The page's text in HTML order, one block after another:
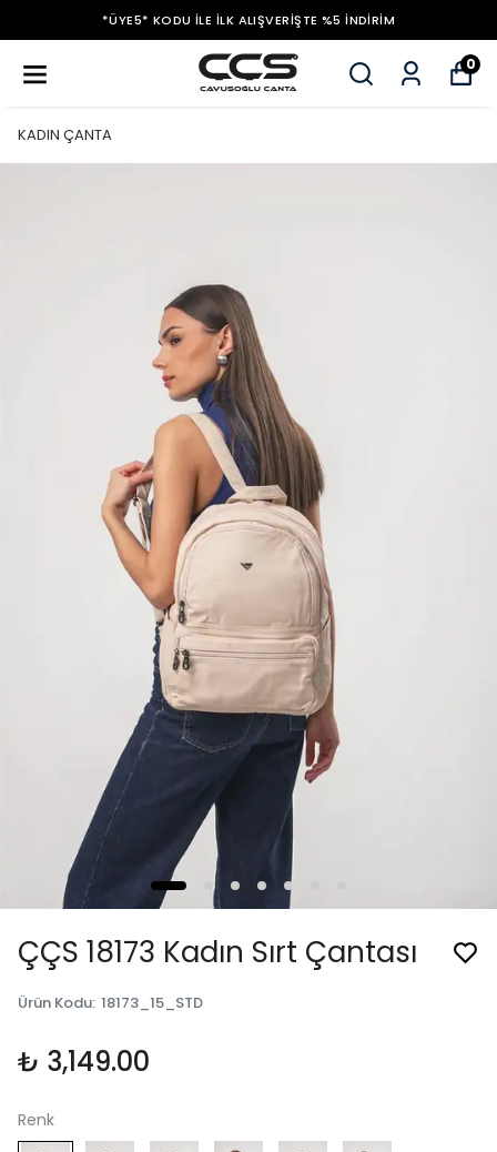
*ÜYE5* KODU ILE İLK ALIŞVERIŞTE %5 İNDIRIM
0
KADIN ÇANTA
ÇÇS 18173 Kadın Sırt Çantası
Ürün Kodu: 18173_15_STD
₺ 3,149.00
Renk